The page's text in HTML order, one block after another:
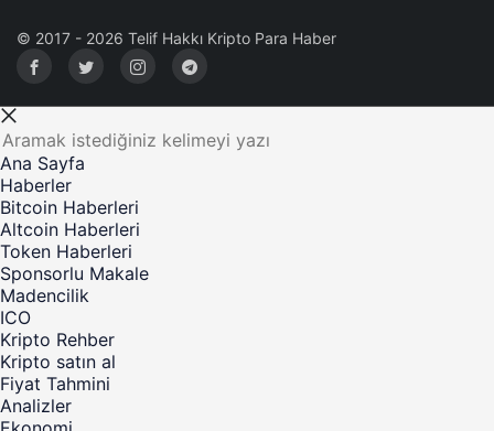
© 2017 - 2026 Telif Hakkı Kripto Para Haber
Ana Sayfa
Haberler
Bitcoin Haberleri
Altcoin Haberleri
Token Haberleri
Sponsorlu Makale
Madencilik
ICO
Kripto Rehber
Kripto satın al
Fiyat Tahmini
Analizler